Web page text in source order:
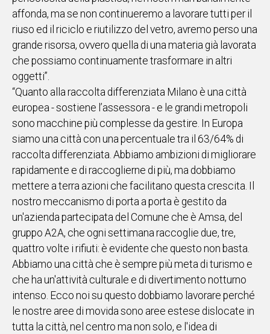
affonda, ma se non continueremo a lavorare tutti per il
riuso ed il riciclo e riutilizzo del vetro, avremo perso una
grande risorsa, ovvero quella di una materia già lavorata
che possiamo continuamente trasformare in altri
oggetti”.
“Quanto alla raccolta differenziata Milano è una città
europea - sostiene l’assessora - e le grandi metropoli
sono macchine più complesse da gestire. In Europa
siamo una città con una percentuale tra il 63/64% di
raccolta differenziata. Abbiamo ambizioni di migliorare
rapidamente e di raccoglierne di più, ma dobbiamo
mettere a terra azioni che facilitano questa crescita. Il
nostro meccanismo di porta a porta è gestito da
un'azienda partecipata del Comune che è Amsa, del
gruppo A2A, che ogni settimana raccoglie due, tre,
quattro volte i rifiuti: è evidente che questo non basta.
Abbiamo una città che è sempre più meta di turismo e
che ha un'attività culturale e di divertimento notturno
intenso. Ecco noi su questo dobbiamo lavorare perché
le nostre aree di movida sono aree estese dislocate in
tutta la città, nel centro ma non solo, e l'idea di